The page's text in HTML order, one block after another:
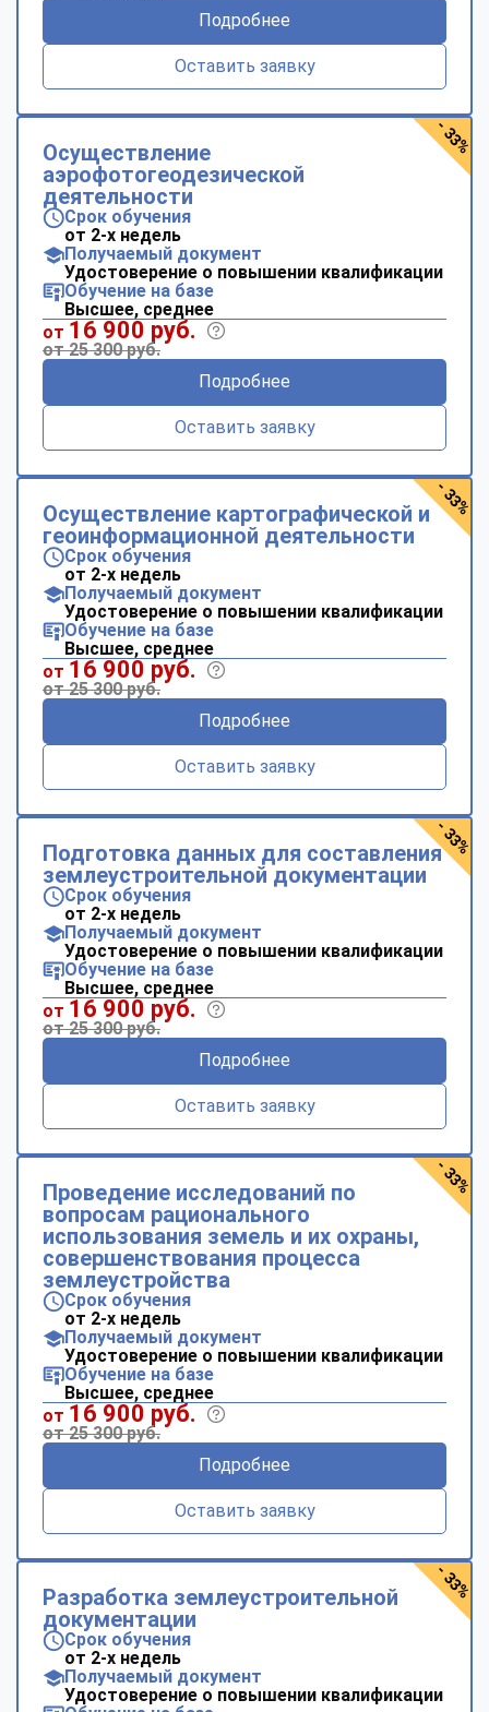
Подробнее
Оставить заявку
Осуществление
аэрофотогеодезической
деятельности
Срок обучения
от 2-х недель
Получаемый документ
Удостоверение о повышении квалификации
Обучение на базе
Высшее, среднее
от 16 900 руб.
от 25 300 руб.
Подробнее
Оставить заявку
- 33%
Осуществление картографической и
геоинформационной деятельности
Срок обучения
от 2-х недель
Получаемый документ
Удостоверение о повышении квалификации
Обучение на базе
Высшее, среднее
от 16 900 руб.
от 25 300 руб.
Подробнее
Оставить заявку
- 33%
Подготовка данных для составления
землеустроительной документации
Срок обучения
от 2-х недель
Получаемый документ
Удостоверение о повышении квалификации
Обучение на базе
Высшее, среднее
от 16 900 руб.
от 25 300 руб.
Подробнее
Оставить заявку
- 33%
Проведение исследований по
вопросам рационального
использования земель и их охраны,
совершенствования процесса
землеустройства
Срок обучения
от 2-х недель
Получаемый документ
Удостоверение о повышении квалификации
Обучение на базе
Высшее, среднее
от 16 900 руб.
от 25 300 руб.
Подробнее
Оставить заявку
- 33%
Разработка землеустроительной
документации
Срок обучения
от 2-х недель
Получаемый документ
Удостоверение о повышении квалификации
- 33%